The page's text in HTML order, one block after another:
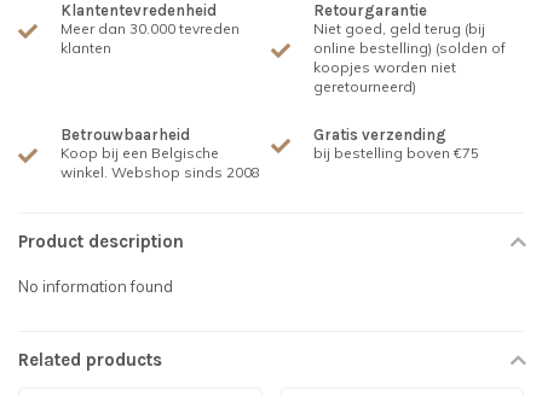
Klantentevredenheid
Meer dan 30.000 tevreden
klanten
Retourgarantie
Niet goed, geld terug (bij
online bestelling) (solden of
koopjes worden niet
geretourneerd)
Betrouwbaarheid
Koop bij een Belgische
winkel. Webshop sinds 2008
Gratis verzending
bij bestelling boven €75
Product description
No information found
Related products